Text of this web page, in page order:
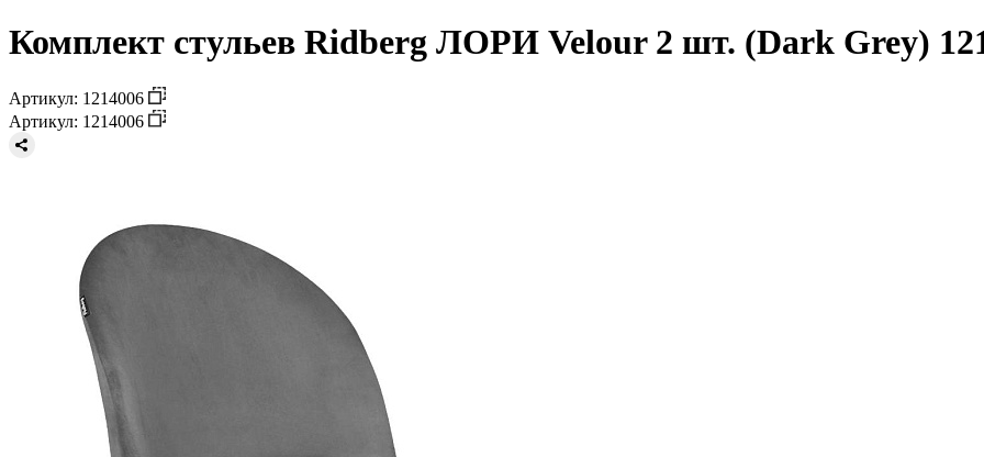
Комплект стульев Ridberg ЛОРИ Velour 2 шт. (Dark Grey)
Артикул: 1214006
Артикул: 1214006